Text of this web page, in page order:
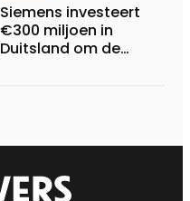
Siemens investeert
€300 miljoen in
Duitsland om de